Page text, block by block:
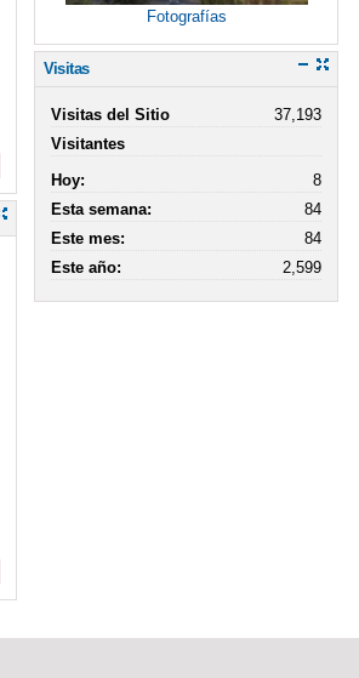
Fotografías
Visitas
Visitas del Sitio
37,193
Visitantes
Hoy:
8
Esta semana:
84
Este mes:
84
Este año:
2,599